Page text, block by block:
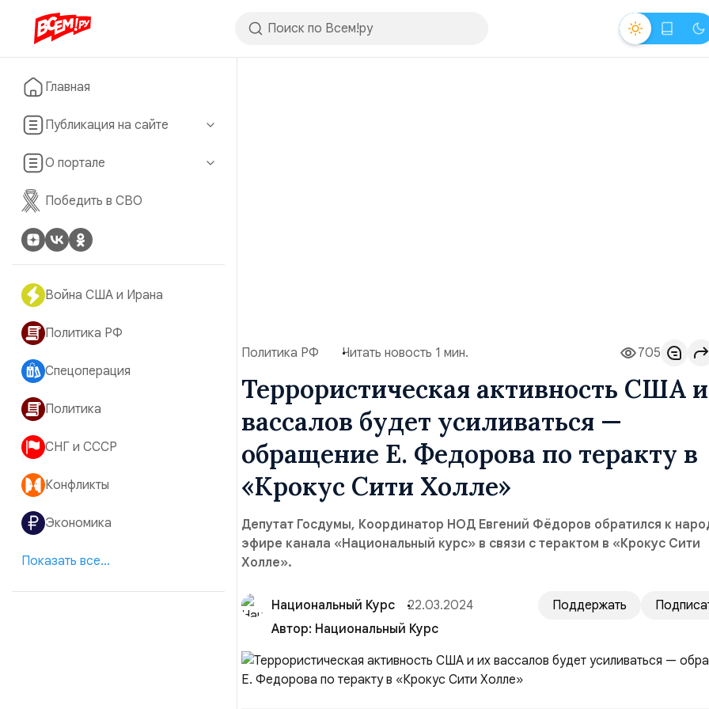
Главная
Публикация на сайте
О портале
Победить в СВО
Война США и Ирана
Политика РФ
Спецоперация
Политика
СНГ и СССР
Конфликты
Экономика
Показать все...
Политика РФ Читать новость 1 мин. 705
Террористическая активность США
вассалов будет усиливаться —
обращение Е. Федорова по теракту в
«Крокус Сити Холле»
Депутат Госдумы, Координатор НОД Евгений Фёдоров обратился к
эфире канала «Национальный курс» в связи с терактом в «Крокус Сити
Холле».
Национальный Курс 22.03.2024 Поддержать
Автор: Национальный Курс